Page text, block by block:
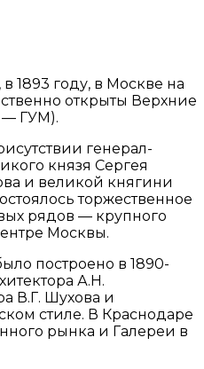
в 1893 году, в Москве на
открыты Верхние
— ГУМ).
генерал-
князя Сергея
и великой княгини
торжественное
рядов — крупного
Москвы.
построено в 1890-
А.Н.
В.Г. Шухова и
стиле. В Краснодаре
рынка и Галереи в